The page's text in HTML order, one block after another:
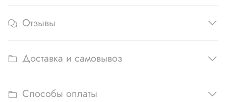
Отзывы
Доставка и самовывоз
Способы оплаты